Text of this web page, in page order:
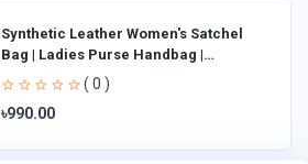
Synthetic Leather Women's Satchel
Bag | Ladies Purse Handbag |
Handheld Bag | Sl
( 0 )
৳990.00